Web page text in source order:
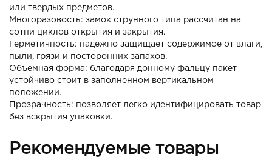
или твердых предметов.
Многоразовость: замок струнного типа рассчитан на
сотни циклов открытия и закрытия.
Герметичность: надежно защищает содержимое от влаги,
пыли, грязи и посторонних запахов.
Объемная форма: благодаря донному фальцу пакет
устойчиво стоит в заполненном вертикальном
положении.
Прозрачность: позволяет легко идентифицировать товар
без вскрытия упаковки.
Рекомендуемые товары